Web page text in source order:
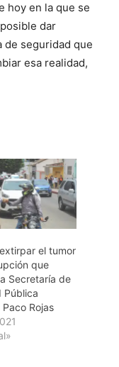
hoy en la que se
dar
de seguridad que
esa realidad,
el tumor
que
Secretaría de
Pública
Rojas